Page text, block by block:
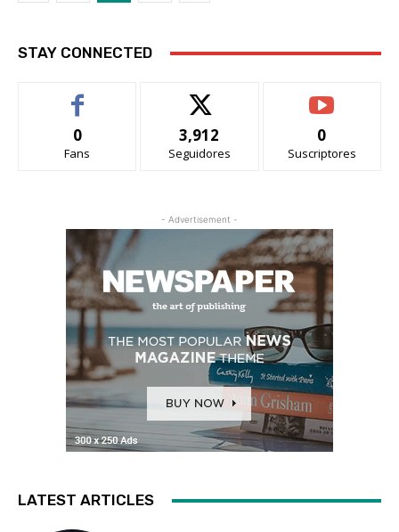
STAY CONNECTED
0
Fans
3,912
Seguidores
0
Suscriptores
- Advertisement -
LATEST ARTICLES